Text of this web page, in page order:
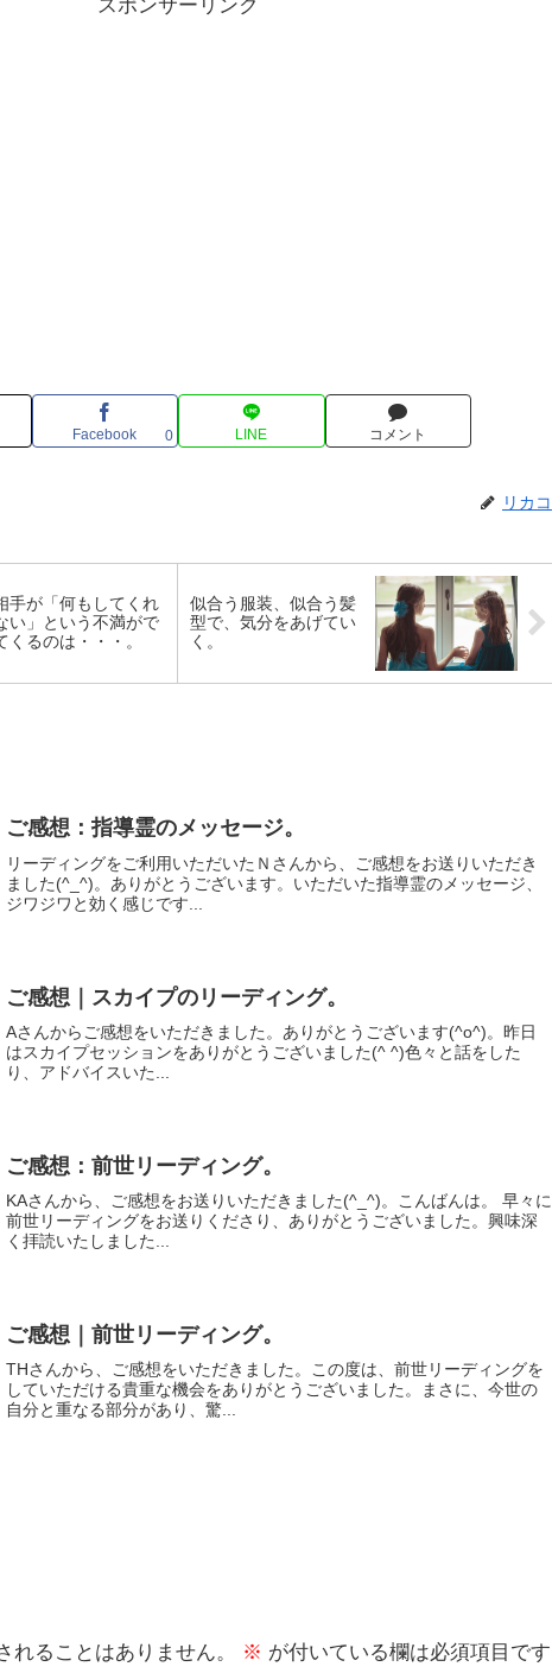
スポンサーリンク
Facebook 0 LINE コメント
リカコ
手が「何もしてくれ
い」という不満がで
くるのは・・・。
似合う服装、似合う髪
型で、気分をあげてい
く。
ご感想：指導霊のメッセージ。
リーディングをご利用いただいたＮさんから、ご感想をお送りいただき
ました(^_^)。ありがとうございます。いただいた指導霊のメッセージ、
ジワジワと効く感じです...
ご感想｜スカイプのリーディング。
Aさんからご感想をいただきました。ありがとうございます(^o^)。昨日
はスカイプセッションをありがとうございました(^ ^)色々と話をした
り、アドバイスいた...
ご感想：前世リーディング。
KAさんから、ご感想をお送りいただきました(^_^)。こんばんは。 早々に
前世リーディングをお送りくださり、ありがとうございました。興味深
く拝読いたしました...
ご感想｜前世リーディング。
THさんから、ご感想をいただきました。この度は、前世リーディングを
していただける貴重な機会をありがとうございました。まさに、今世の
自分と重なる部分があり、驚...
れることはありません。 ※ が付いている欄は必須項目です